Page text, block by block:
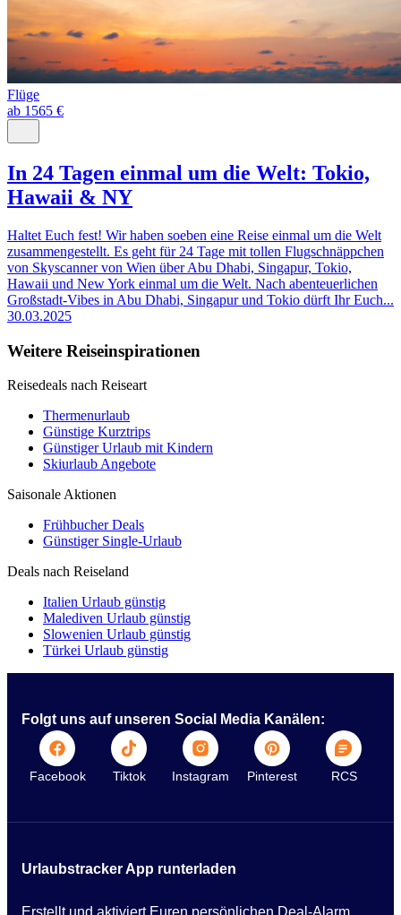
Flüge
ab 1565 €
In 24 Tagen einmal um die Welt: Tokio,
Hawaii & NY
Haltet Euch fest! Wir haben soeben eine Reise einmal um die Welt
zusammengestellt. Es geht für 24 Tage mit tollen Flugschnäppchen
von Skyscanner von Wien über Abu Dhabi, Singapur, Tokio,
Hawaii und New York einmal um die Welt. Nach abenteuerlichen
Großstadt-Vibes in Abu Dhabi, Singapur und Tokio dürft Ihr Euch...
30.03.2025
Weitere Reiseinspirationen
Reisedeals nach Reiseart
Thermenurlaub
Günstige Kurztrips
Günstiger Urlaub mit Kindern
Skiurlaub Angebote
Saisonale Aktionen
Frühbucher Deals
Günstiger Single-Urlaub
Deals nach Reiseland
Italien Urlaub günstig
Malediven Urlaub günstig
Slowenien Urlaub günstig
Türkei Urlaub günstig